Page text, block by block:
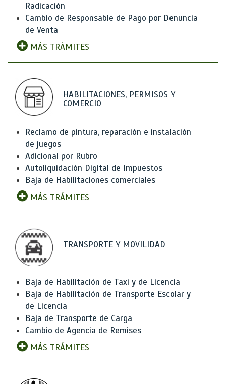
Radicación
Cambio de Responsable de Pago por Denuncia
de Venta
MÁS TRÁMITES
HABILITACIONES, PERMISOS Y
COMERCIO
Reclamo de pintura, reparación e instalación
de juegos
Adicional por Rubro
Autoliquidación Digital de Impuestos
Baja de Habilitaciones comerciales
MÁS TRÁMITES
TRANSPORTE Y MOVILIDAD
Baja de Habilitación de Taxi y de Licencia
Baja de Habilitación de Transporte Escolar y
de Licencia
Baja de Transporte de Carga
Cambio de Agencia de Remises
MÁS TRÁMITES